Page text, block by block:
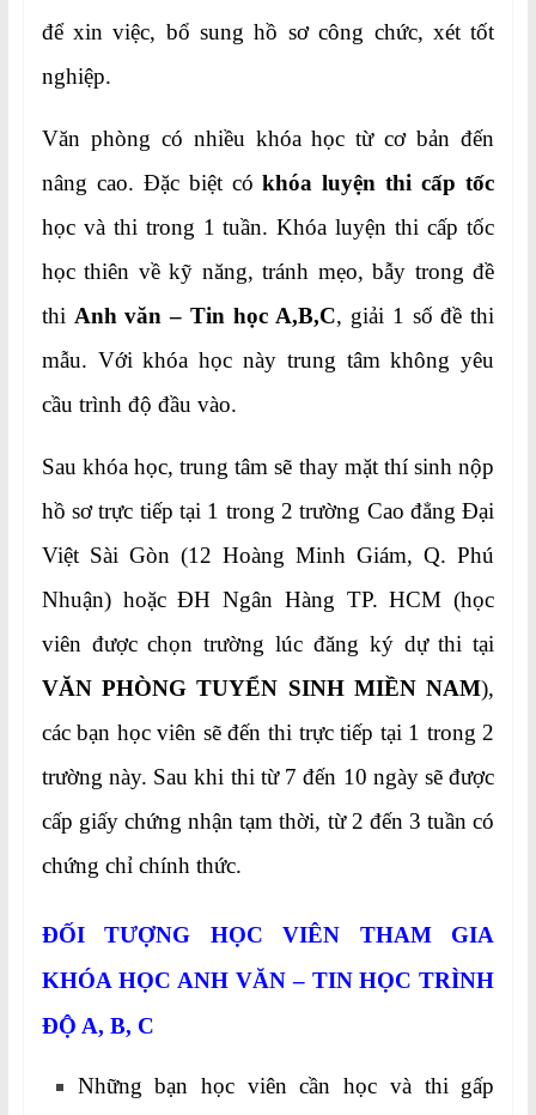
để xin việc, bổ sung hồ sơ công chức, xét tốt
nghiệp.
Văn phòng có nhiều khóa học từ cơ bản đến
nâng cao. Đặc biệt cókhóa luyện thi cấp tốc
học và thi trong 1 tuần. Khóa luyện thi cấp tốc
học thiên về kỹ năng, tránh mẹo, bẫy trong đề
thi Anh văn – Tin học A,B,C, giải 1 số đề thi
mẫu. Với khóa học này trung tâm không yêu
cầu trình độ đầu vào.
Sau khóa học, trung tâm sẽ thay mặt thí sinh nộp
hồ sơ trực tiếp tại 1 trong 2 trường Cao đẳng Đại
Việt Sài Gòn (12 Hoàng Minh Giám, Q. Phú
Nhuận) hoặc ĐH Ngân Hàng TP. HCM (học
viên được chọn trường lúc đăng ký dự thi tại
VĂN PHÒNG TUYỂN SINH MIỀN NAM),
các bạn học viên sẽ đến thi trực tiếp tại 1 trong 2
trường này. Sau khi thi từ 7 đến 10 ngày sẽ được
cấp giấy chứng nhận tạm thời, từ 2 đến 3 tuần có
chứng chỉ chính thức.
ĐỐI TƯỢNG HỌC VIÊN THAM GIA
KHÓA HỌCANH VĂN – TIN HỌC TRÌNH
ĐỘ A, B, C
Những bạn học viên cần học và thi gấp